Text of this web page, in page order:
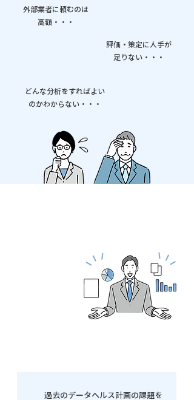
外部業者に頼むのは
高額・・・
​評価・策定に人手が
足りない・・・
どんな分析をすればよい
のかわからない・・・
​過去のデータヘルス計画の課題を